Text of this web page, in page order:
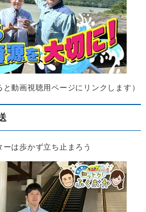
と動画視聴用ページにリンクします）​
は歩かず立ち止まろう